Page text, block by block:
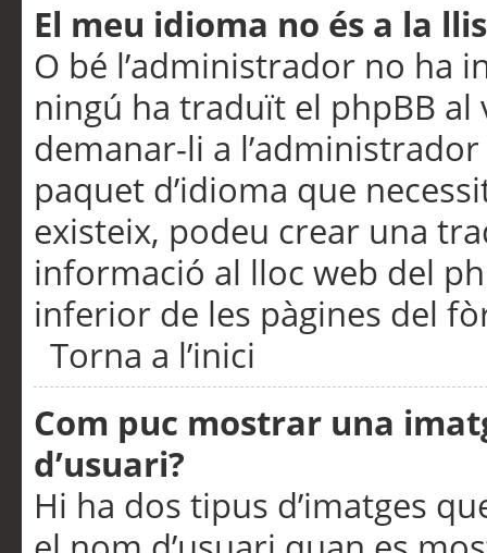
El meu idioma no és a la
O bé l’administrador no ha
ningú ha traduït el phpBB
demanar-li a
paquet d’idioma que
existeix, podeu crear una
informació al lloc web del
inferior de les pàgines del
Torna a l’inici
Com puc mostrar una
d’usuari?
Hi ha dos tipus d’imatges